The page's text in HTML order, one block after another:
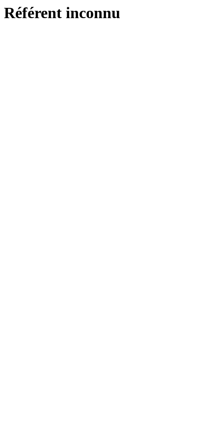
Référent inconnu